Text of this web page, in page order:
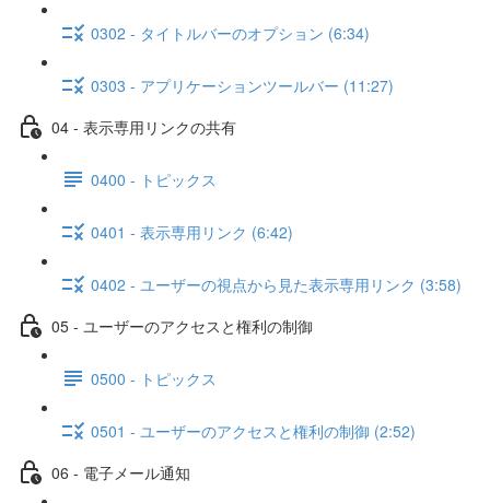
0302 - タイトルバーのオプション (6:34)
0303 - アプリケーションツールバー (11:27)
04 - 表示専用リンクの共有
0400 - トピックス
0401 - 表示専用リンク (6:42)
0402 - ユーザーの視点から見た表示専用リンク (3:58)
05 - ユーザーのアクセスと権利の制御
0500 - トピックス
0501 - ユーザーのアクセスと権利の制御 (2:52)
06 - 電子メール通知